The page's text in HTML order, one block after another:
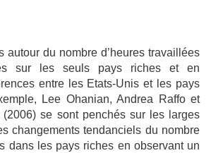
autour du nombre d’heures travaillées
sur les seuls pays riches et en
entre les Etats-Unis et les pays
Lee Ohanian, Andrea Raffo et
(2006) se sont penchés sur les larges
changements tendanciels du nombre
dans les pays riches en observant un